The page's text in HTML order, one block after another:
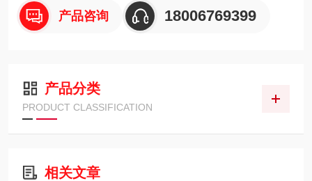
产品咨询 18006769399
产品分类
PRODUCT CLASSIFICATION
相关文章